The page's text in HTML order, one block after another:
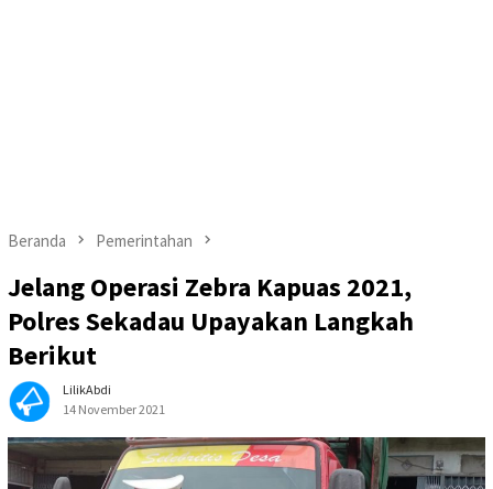
Beranda Pemerintahan
Jelang Operasi Zebra Kapuas 2021,
Polres Sekadau Upayakan Langkah
Berikut
LilikAbdi
14 November 2021